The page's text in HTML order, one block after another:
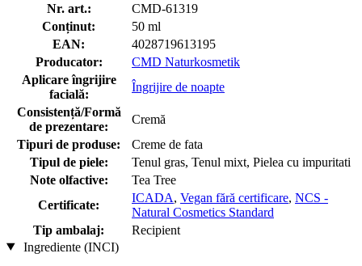
Nr. art.:
CMD-61319
Conținut:
50 ml
EAN:
4028719613195
Producator:
CMD Naturkosmetik
Aplicare îngrijire
facială:
Îngrijire de noapte
Consistență/Formă
de prezentare:
Cremă
Tipuri de produse:
Creme de fata
Tipul de piele:
Tenul gras, Tenul mixt, Pielea cu impuritati
Note olfactive:
Tea Tree
Certificate:
ICADA, Vegan fără certificare, NCS -
Natural Cosmetics Standard
Tip ambalaj:
Recipient
Ingrediente (INCI)